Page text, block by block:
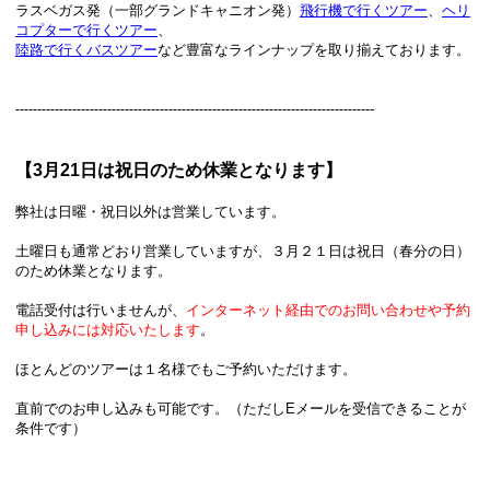
ラスベガス発（一部グランドキャニオン発） 飛行機で行くツアー、 ヘリ
コプターで行くツアー、
陸路で行くバスツアーなど豊富なラインナップを取り揃えております。
----------------------------------------------------------------------------------
【3月21日は祝日のため休業となります】
弊社は日曜・祝日以外は営業しています。
土曜日も通常どおり営業していますが、３月２１日は祝日（春分の日）
のため休業となります。
電話受付は行いませんが、 インターネット経由でのお問い合わせや予約
申し込みには対応いたします。
ほとんどのツアーは１名様でもご予約いただけます。
直前でのお申し込みも可能です。（ただしEメールを受信できることが
条件です）